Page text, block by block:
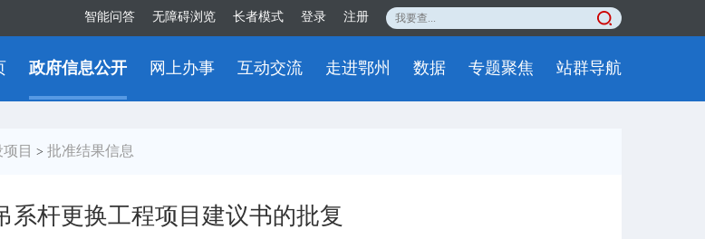
智能问答 无障碍浏览 长者模式 登录 注册
政府信息公开 网上办事 互动交流 走进鄂州 数据 专题聚焦 站群导航
目 > 批准结果信息
系杆更换工程项目建议书的批复